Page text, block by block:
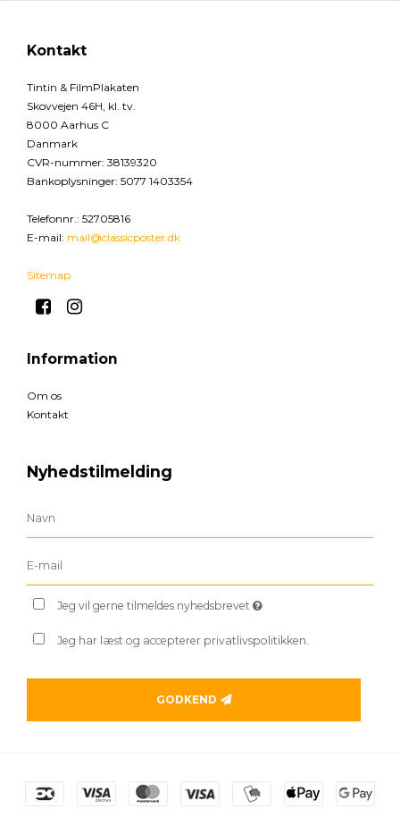
Kontakt
Tintin & FilmPlakaten
Skovvejen 46H, kl. tv.
8000 Aarhus C
Danmark
CVR-nummer: 38139320
Bankoplysninger: 5077 1403354
Telefonnr. : 52705816
E-mail: mail@classicposter.dk
Sitemap
Information
Om os
Kontakt
Nyhedstilmelding
Jeg vil gerne tilmeldes nyhedsbrevet
Jeg har læst og accepterer privatlivspolitikken.
GODKEND